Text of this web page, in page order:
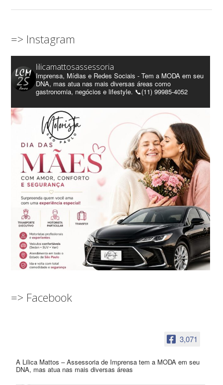
=> Instagram
lilicamattosassessoria
Imprensa, Mídias e Redes Sociais - Tem a MODA em seu
DNA, mas atua nas mais diversas áreas como
gastronomia, negócios e lifestyle. 📞(11) 99985-4052
=> Facebook
3,071
A Lilica Mattos – Assessoria de Imprensa tem a MODA em seu
DNA, mas atua nas mais diversas áreas